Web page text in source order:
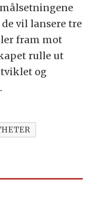
vil lansere tre
fram mot
rulle ut
og